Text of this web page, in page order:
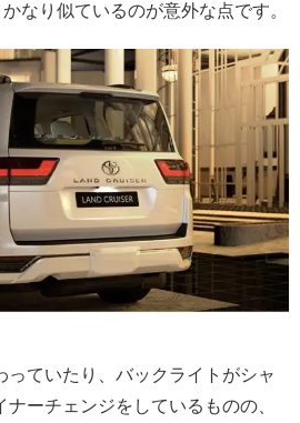
なり似ているのが意外な点です。
っていたり、バックライトがシャ
ーチェンジをしているものの、